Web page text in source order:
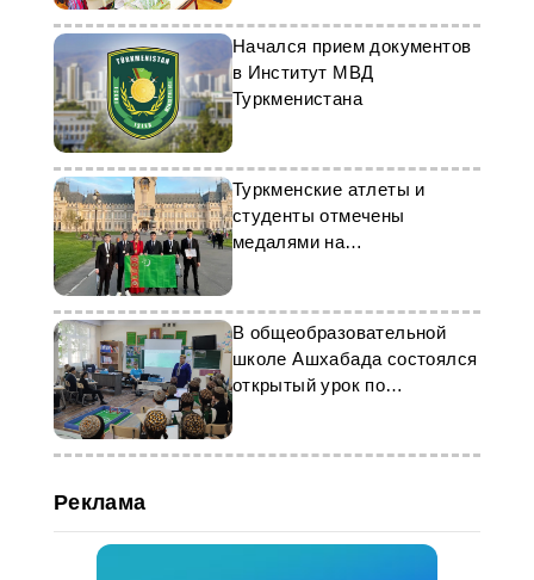
Начался прием документов
в Институт МВД
Туркменистана
Туркменские атлеты и
студенты отмечены
медалями на
В общеобразовательной
школе Ашхабада состоялся
открытый урок по
Реклама